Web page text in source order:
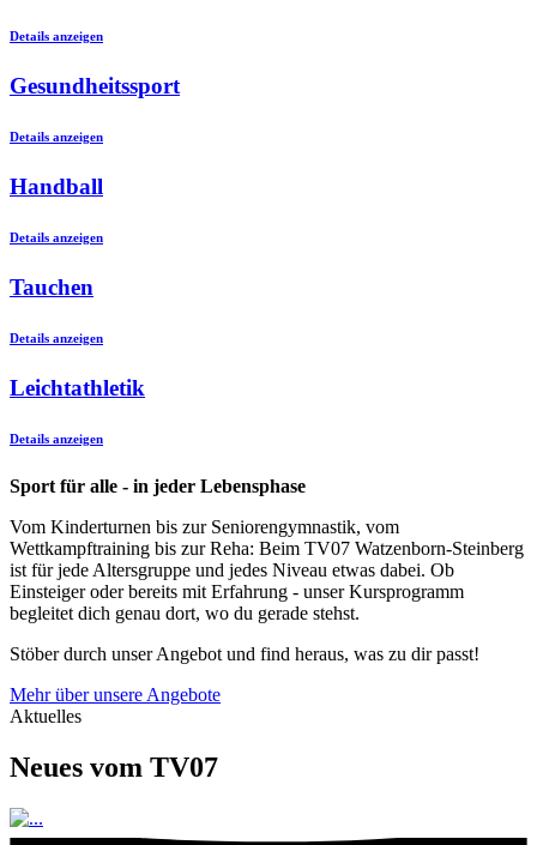
Details anzeigen
Gesundheitssport
Details anzeigen
Handball
Details anzeigen
Tauchen
Details anzeigen
Leichtathletik
Details anzeigen
Sport für alle - in jeder Lebensphase
Vom Kinderturnen bis zur Seniorengymnastik, vom
Wettkampftraining bis zur Reha: Beim TV07 Watzenborn-Steinberg
ist für jede Altersgruppe und jedes Niveau etwas dabei. Ob
Einsteiger oder bereits mit Erfahrung - unser Kursprogramm
begleitet dich genau dort, wo du gerade stehst.
Stöber durch unser Angebot und find heraus, was zu dir passt!
Mehr über unsere Angebote
Aktuelles
Neues vom TV07